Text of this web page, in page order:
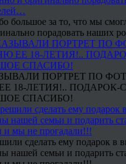
большое за то, что мы
порадовать наших
ПОРТРЕТ ПО
18-ЛЕТИЯ!.. ПОДАРОК-
СПАСИБО!
сделать ему подарок в
нашей семьи и подарить